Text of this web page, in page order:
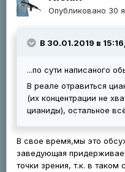
Опубликовано 30
В 30.01.2019 в
...по сути написаного
В реале отравиться
(их концентрации не
цианиды), остальное
В свое время,мы это
заведующая
точки зрения, т.к. в таком